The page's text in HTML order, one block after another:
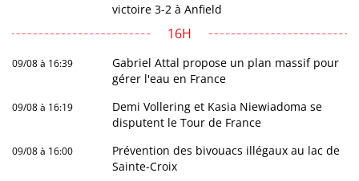
victoire 3-2 à Anfield
16H
09/08 à 16:39
Gabriel Attal propose un plan massif pour
gérer l'eau en France
09/08 à 16:19
Demi Vollering et Kasia Niewiadoma se
disputent le Tour de France
09/08 à 16:00
Prévention des bivouacs illégaux au lac de
Sainte-Croix